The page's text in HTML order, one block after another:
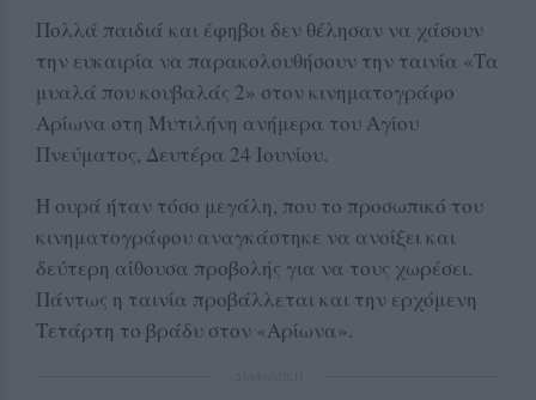
Πολλά παιδιά και έφηβοι δεν θέλησαν να χάσουν
την ευκαιρία να παρακολουθήσουν την ταινία «Τα
μυαλά που κουβαλάς 2» στον κινηματογράφο
Αρίωνα στη Μυτιλήνη ανήμερα του Αγίου
Πνεύματος, Δευτέρα 24 Ιουνίου.
Η ουρά ήταν τόσο μεγάλη, που το προσωπικό του
κινηματογράφου αναγκάστηκε να ανοίξει και
δεύτερη αίθουσα προβολής για να τους χωρέσει.
Πάντως η ταινία προβάλλεται και την ερχόμενη
Τετάρτη το βράδυ στον «Αρίωνα».